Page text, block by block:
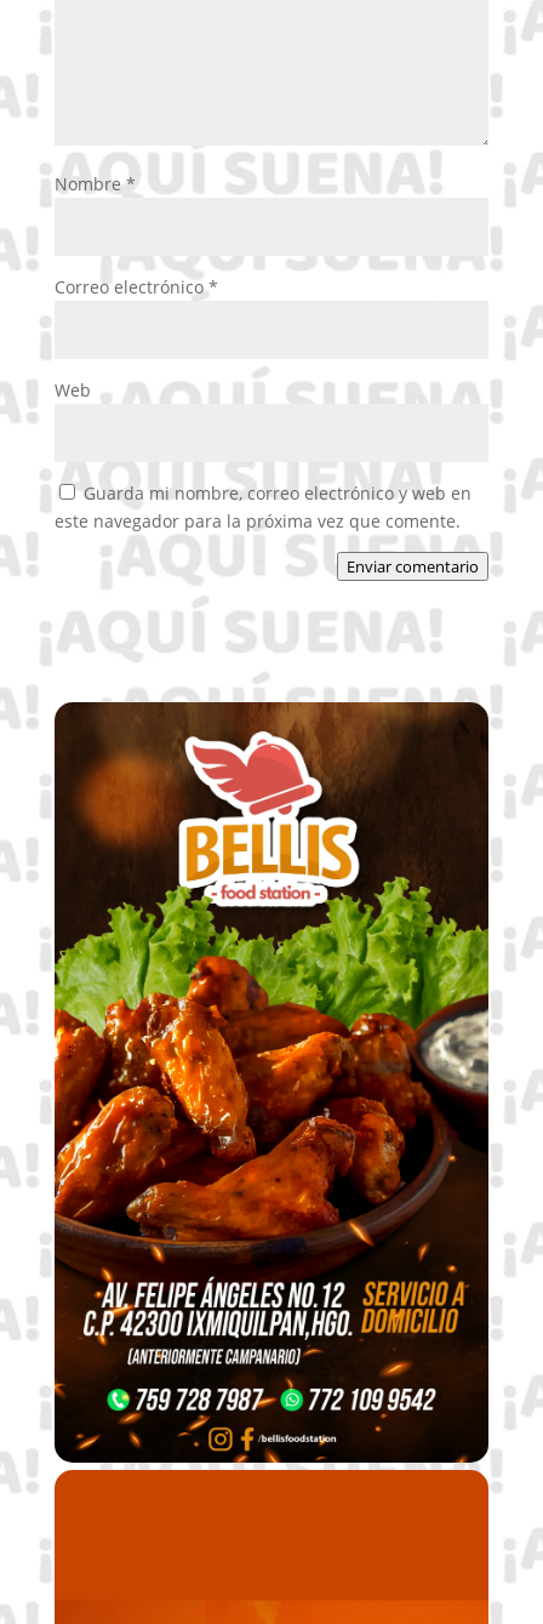
Nombre*
Correo electrónico*
Web
Guarda mi nombre, correo electrónico y web en
este navegador para la próxima vez que comente.
Enviar comentario